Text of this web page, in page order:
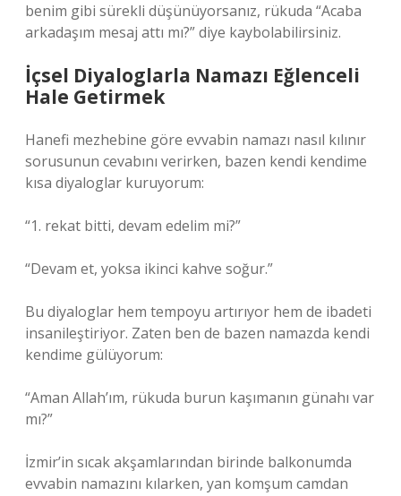
benim gibi sürekli düşünüyorsanız, rükuda “Acaba
arkadaşım mesaj attı mı?” diye kaybolabilirsiniz.
İçsel Diyaloglarla Namazı Eğlenceli
Hale Getirmek
Hanefi mezhebine göre evvabin namazı nasıl kılınır
sorusunun cevabını verirken, bazen kendi kendime
kısa diyaloglar kuruyorum:
“1. rekat bitti, devam edelim mi?”
“Devam et, yoksa ikinci kahve soğur.”
Bu diyaloglar hem tempoyu artırıyor hem de ibadeti
insanileştiriyor. Zaten ben de bazen namazda kendi
kendime gülüyorum:
“Aman Allah’ım, rükuda burun kaşımanın günahı var
mı?”
İzmir’in sıcak akşamlarından birinde balkonumda
evvabin namazını kılarken, yan komşum camdan